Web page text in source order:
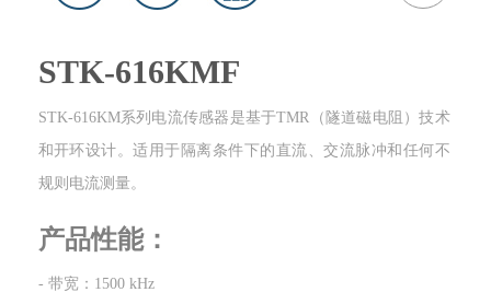
STK-616KMF
STK-616KM系列电流传感器是基于TMR（隧道磁电阻）技术
和开环设计。适用于隔离条件下的直流、交流脉冲和任何不
规则电流测量。
产品性能：
- 带宽：1500 kHz